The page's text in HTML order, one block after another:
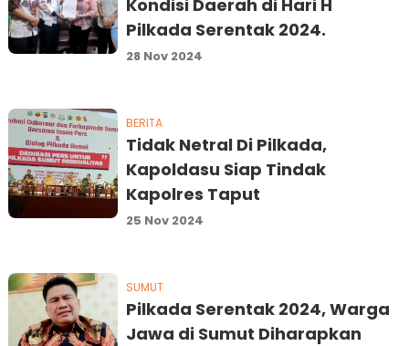
Kondisi Daerah di Hari H
Pilkada Serentak 2024.
28 Nov 2024
BERITA
Tidak Netral Di Pilkada,
Kapoldasu Siap Tindak
Kapolres Taput
25 Nov 2024
SUMUT
Pilkada Serentak 2024, Warga
Jawa di Sumut Diharapkan